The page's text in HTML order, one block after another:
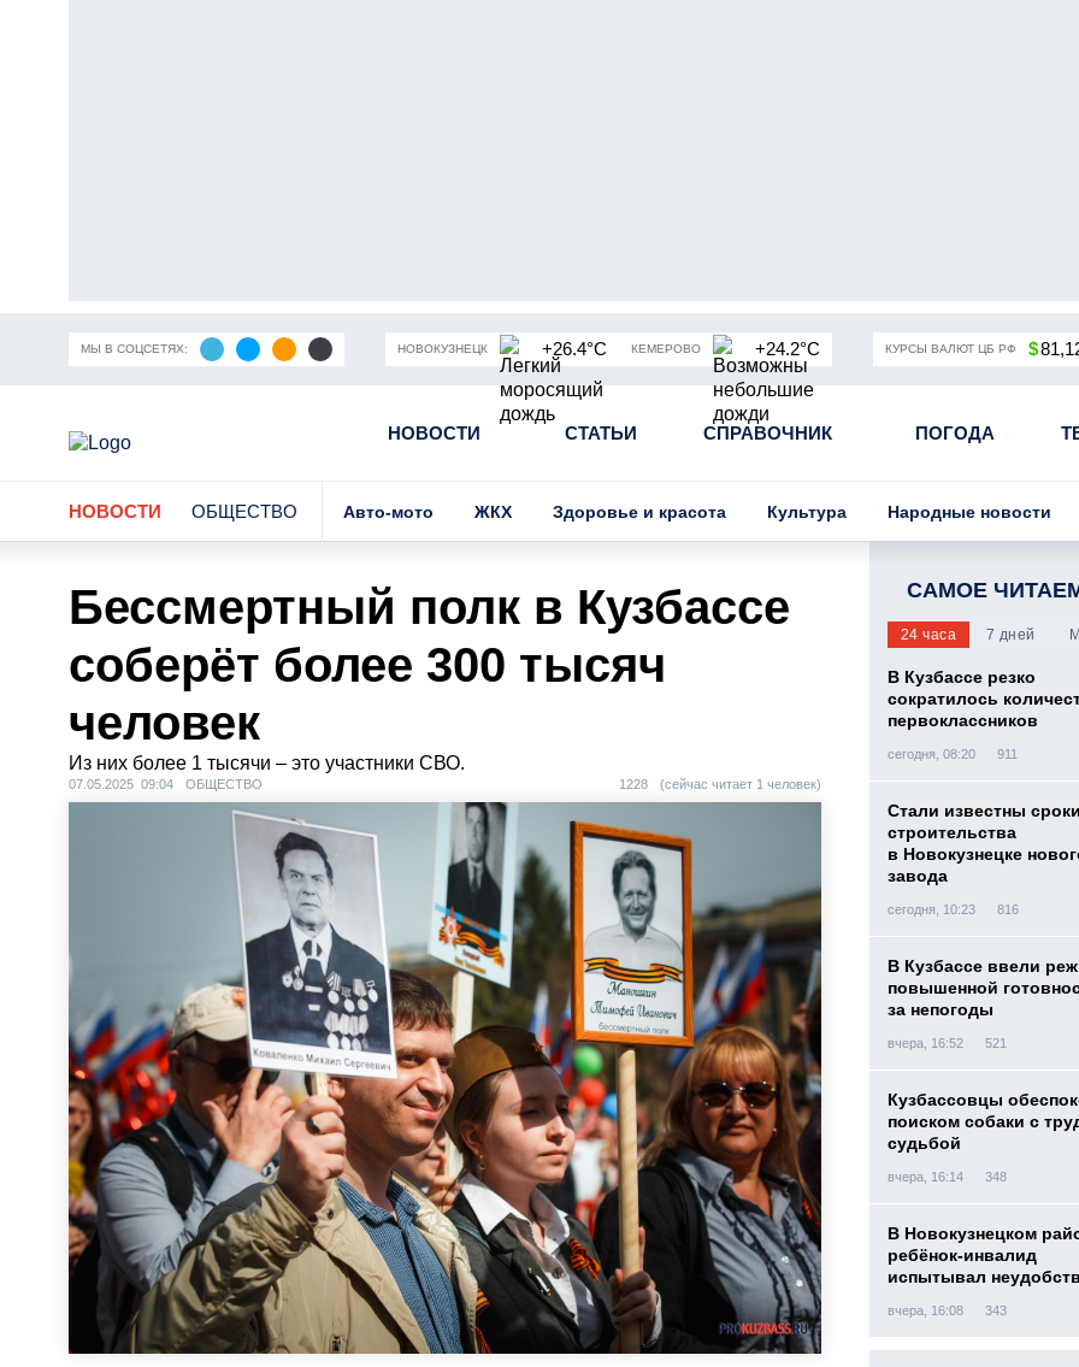
МЫ В СОЦСЕТЯХ: НОВОКУЗНЕЦК +26.4°C КЕМЕРОВО +24.2°C КУРСЫ ВАЛЮТ ЦБ РФ $
НОВОСТИ СТАТЬИ СПРАВОЧНИК ПОГОДА
Кузбасса Пандемия коронавирусной инфекции Частичная мобилизация в России Угольная промышленность
НОВОСТИ ОБЩЕСТВО Авто-мото ЖКХ Здоровье и красота Культура Народные новости
Бессмертный полк в Кузбассе
соберёт более 300 тысяч
человек
Из них более 1 тысячи – это участники СВО.
07.05.2025 09:04 ОБЩЕСТВО 1228 (сейчас читает 1 человек)
САМОЕ
24 часа 7 дней
В Кузбассе резко
сократилось
первоклассников
сегодня, 08:20 911
Стали известны сроки
строительства
в Новокузнецке
завода
сегодня, 10:23 816
В Кузбассе ввели
повышенной
за непогоды
вчера, 16:52 521
Кузбассовцы
поиском собаки с
судьбой
вчера, 16:14 348
В Новокузнецком
ребёнок-инвалид
испытывал
вчера, 16:08 343